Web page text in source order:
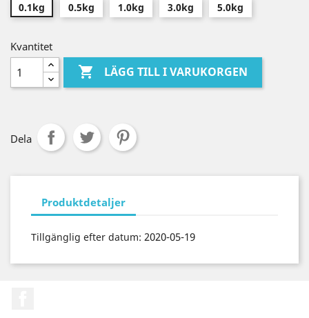
0.1kg 0.5kg 1.0kg 3.0kg 5.0kg
Kvantitet
 LÄGG TILL I VARUKORGEN
Dela
Produktdetaljer
Tillgänglig efter datum: 2020-05-19